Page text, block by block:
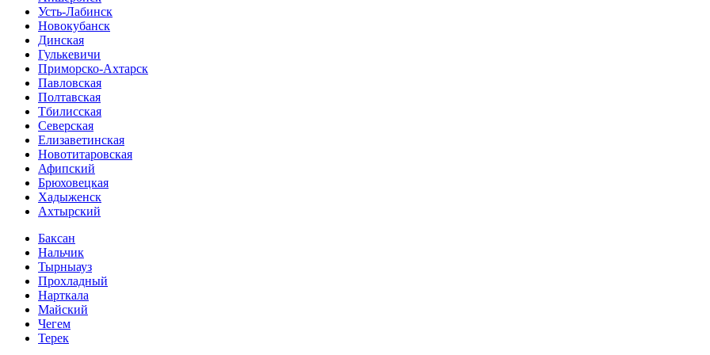
Усть-Лабинск
Новокубанск
Динская
Гулькевичи
Приморско-Ахтарск
Павловская
Полтавская
Тбилисская
Северская
Елизаветинская
Новотитаровская
Афипский
Брюховецкая
Хадыженск
Ахтырский
Баксан
Нальчик
Тырныауз
Прохладный
Нарткала
Майский
Чегем
Терек